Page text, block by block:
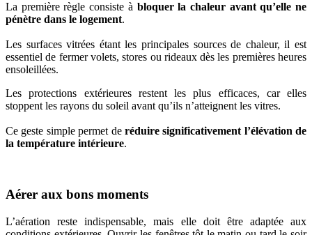
La première règle consiste à bloquer la chaleur avant qu’elle ne
pénètre dans le logement.
Les surfaces vitrées étant les principales sources de chaleur, il est
essentiel de fermer volets, stores ou rideaux dès les premières heures
ensoleillées.
Les protections extérieures restent les plus efficaces, car elles
stoppent les rayons du soleil avant qu’ils n’atteignent les vitres.
Ce geste simple permet de réduire significativement l’élévation de
la température intérieure.
Aérer aux bons moments
L’aération reste indispensable, mais elle doit être adaptée aux